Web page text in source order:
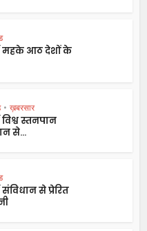
महके आठ देशों के
• ख़बरसार
स्तनपान
से...
से प्रेरित